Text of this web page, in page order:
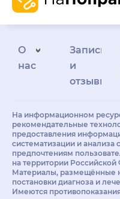
О
нас
Запись
и
отзывы
На информационном
рекомендательные
предоставления
систематизации и анализа
предпочтениям
на территории
Материалы, размещённые
постановки диагноза и
Имеются